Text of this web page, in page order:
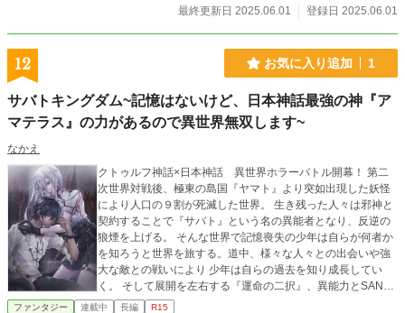
小説を書きました。 しかし動画の素晴らしい芸術性のおかげ
ＫＩＳＳの上記動画にも大変勇気づけられました。 ご興味が
おありの方は『Ｌｕｃｉｆｅｒ』シリーズの他作品や、 『文
す。
最終更新日 2025.06.01
登録日 2025.06.01
12 お気に入り追加 1
サバトキングダム~記憶はないけど、日本神話最強の神『ア
マテラス』の力があるので異世界無双します~
なかえ
クトゥルフ神話×日本神話 異世界ホラーバトル開幕！ 第二
次世界対戦後、極東の島国『ヤマト』より突如出現した妖怪
により人口の９割が死滅した世界。 生き残った人々は邪神と
契約することで『サバト』という名の異能者となり、反逆の
狼煙を上げる。 そんな世界で記憶喪失の少年は自らが何者か
を知ろうと世界を旅する。道中、様々な人々との出会いや強
大な敵との戦いにより 少年は自らの過去を知り成長してい
く。 そして展開を左右する『運命の二択』、異能力とSAN値
を用いた多彩な戦闘が物語をさらに盛り上げる！
ファンタジー 連載中 長編 R15